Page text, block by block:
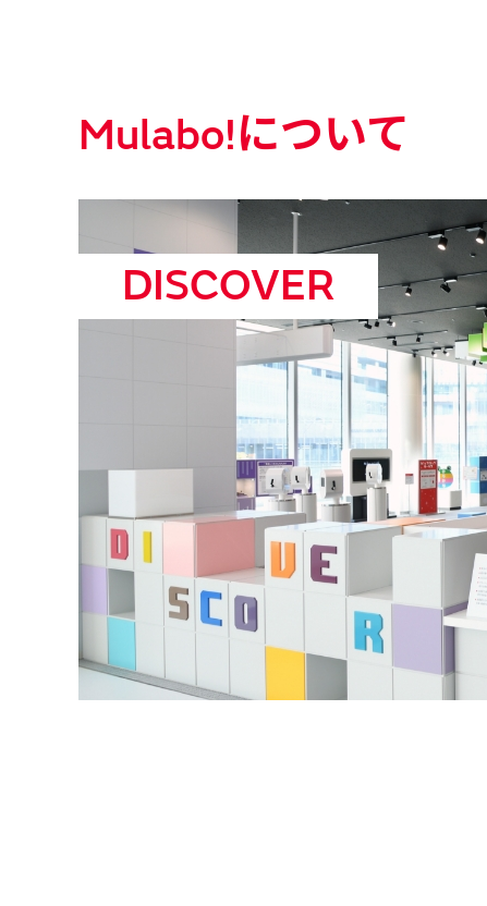
Mulabo!について
DISCOVER